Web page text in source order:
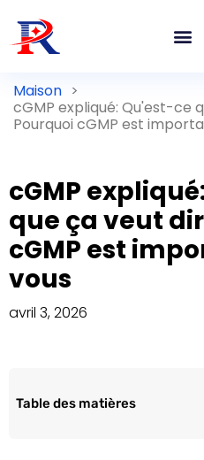
Maison >
cGMP expliqué: Qu'est-ce
Pourquoi cGMP est
cGMP
que ça veut
cGMP est
vous
avril 3, 2026
Table des matières